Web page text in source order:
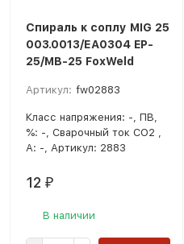
Спираль к соплу MIG 25
003.0013/ЕА0304 EP-
25/MB-25 FoxWeld
Артикул: fw02883
Класс напряжения: -, ПВ,
%: -, Сварочный ток CO2 ,
А: -, Артикул: 2883
12 ₽
В наличии